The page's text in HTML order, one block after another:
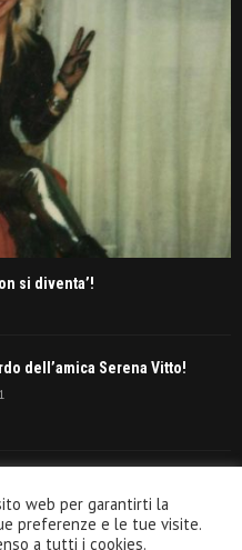
si diventa’!
dell’amica Serena Vitto!
web per garantirti la
preferenze e le tue visite.
a tutti i cookies.